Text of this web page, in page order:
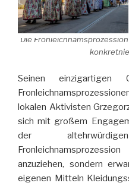
Die
Seinen einzigartigen
lokalen Aktivisten
sich mit großem
der
anzuziehen, sondern
eigenen Mitteln